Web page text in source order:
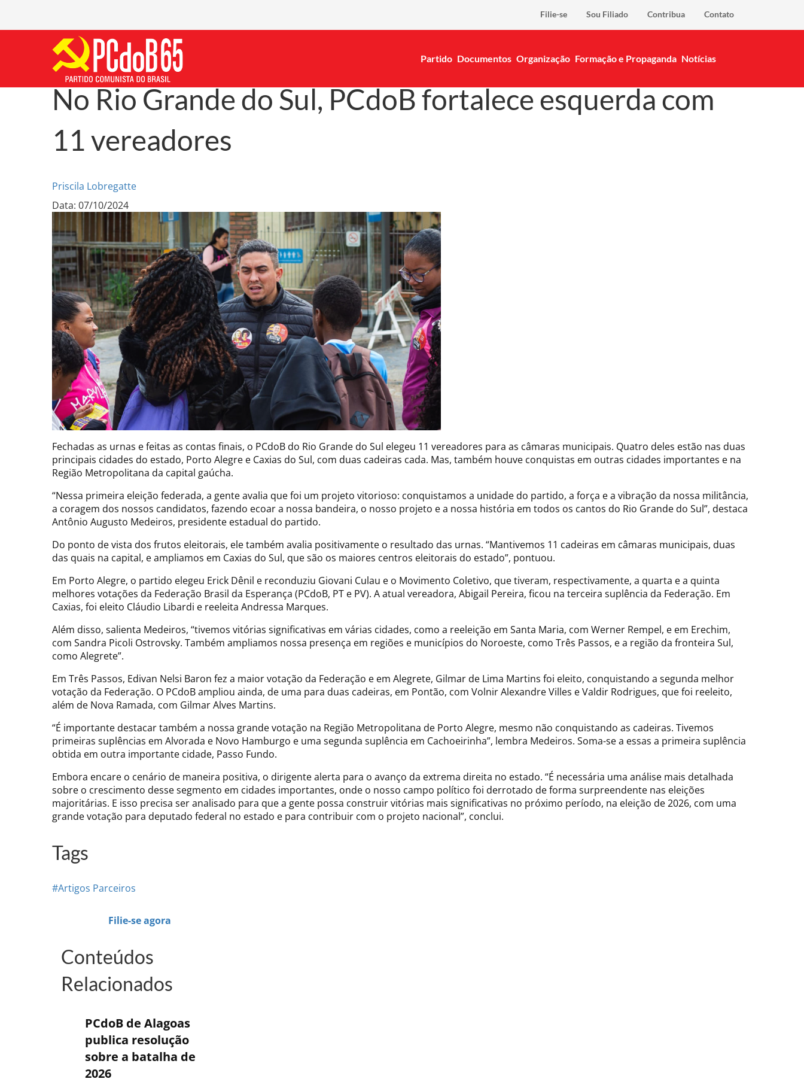
Filie-se Sou Filiado Contribua Contato
Partido Documentos Organização Formação e Propaganda Notícias
No Rio Grande do Sul, PCdoB fortalece esquerda com
11 vereadores
Priscila Lobregatte
Data: 07/10/2024
Fechadas as urnas e feitas as contas finais, o PCdoB do Rio Grande do Sul elegeu 11 vereadores para as câmaras municipais. Quatro deles estão nas duas
principais cidades do estado, Porto Alegre e Caxias do Sul, com duas cadeiras cada. Mas, também houve conquistas em outras cidades importantes e na
Região Metropolitana da capital gaúcha.
“Nessa primeira eleição federada, a gente avalia que foi um projeto vitorioso: conquistamos a unidade do partido, a força e a vibração da nossa militância,
a coragem dos nossos candidatos, fazendo ecoar a nossa bandeira, o nosso projeto e a nossa história em todos os cantos do Rio Grande do Sul”, destaca
Antônio Augusto Medeiros, presidente estadual do partido.
Do ponto de vista dos frutos eleitorais, ele também avalia positivamente o resultado das urnas. “Mantivemos 11 cadeiras em câmaras municipais, duas
das quais na capital, e ampliamos em Caxias do Sul, que são os maiores centros eleitorais do estado”, pontuou.
Em Porto Alegre, o partido elegeu Erick Dênil e reconduziu Giovani Culau e o Movimento Coletivo, que tiveram, respectivamente, a quarta e a quinta
melhores votações da Federação Brasil da Esperança (PCdoB, PT e PV). A atual vereadora, Abigail Pereira, ficou na terceira suplência da Federação. Em
Caxias, foi eleito Cláudio Libardi e reeleita Andressa Marques.
Além disso, salienta Medeiros, “tivemos vitórias significativas em várias cidades, como a reeleição em Santa Maria, com Werner Rempel, e em Erechim,
com Sandra Picoli Ostrovsky. Também ampliamos nossa presença em regiões e municípios do Noroeste, como Três Passos, e a região da fronteira Sul,
como Alegrete”.
Em Três Passos, Edivan Nelsi Baron fez a maior votação da Federação e em Alegrete, Gilmar de Lima Martins foi eleito, conquistando a segunda melhor
votação da Federação. O PCdoB ampliou ainda, de uma para duas cadeiras, em Pontão, com Volnir Alexandre Villes e Valdir Rodrigues, que foi reeleito,
além de Nova Ramada, com Gilmar Alves Martins.
“É importante destacar também a nossa grande votação na Região Metropolitana de Porto Alegre, mesmo não conquistando as cadeiras. Tivemos
primeiras suplências em Alvorada e Novo Hamburgo e uma segunda suplência em Cachoeirinha”, lembra Medeiros. Soma-se a essas a primeira suplência
obtida em outra importante cidade, Passo Fundo.
Embora encare o cenário de maneira positiva, o dirigente alerta para o avanço da extrema direita no estado. “É necessária uma análise mais detalhada
sobre o crescimento desse segmento em cidades importantes, onde o nosso campo político foi derrotado de forma surpreendente nas eleições
majoritárias. E isso precisa ser analisado para que a gente possa construir vitórias mais significativas no próximo período, na eleição de 2026, com uma
grande votação para deputado federal no estado e para contribuir com o projeto nacional”, conclui.
Tags
#Artigos Parceiros
Filie-se agora
Conteúdos
Relacionados
PCdoB de Alagoas
publica resolução
sobre a batalha de
2026